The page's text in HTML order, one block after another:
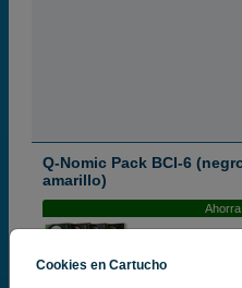
Q-Nomic Pack BCI-6
amarillo)
Cookies en Cartucho